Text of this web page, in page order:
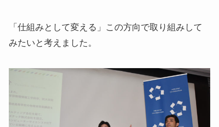
「仕組みとして変える」この方向で取り組みして
みたいと考えました。